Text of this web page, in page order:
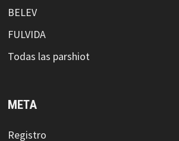
BELEV
FULVIDA
Todas las parshiot
META
Registro